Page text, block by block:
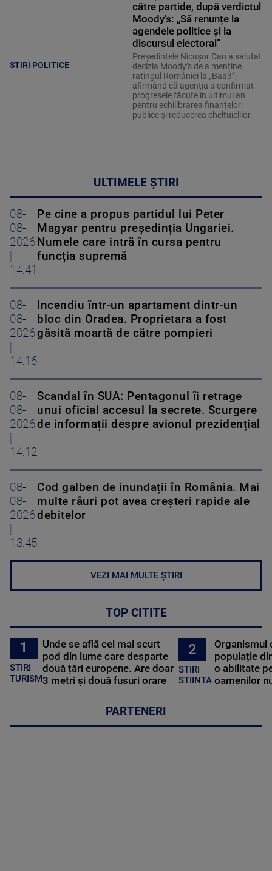
STIRI POLITICE
către partide, după verdictul
Moody's: „Să renunțe la
agendele politice şi la
discursul electoral”
Președintele Nicușor Dan a salutat
decizia Moody’s de a menține
ratingul României la „Baa3”,
afirmând că agenția a confirmat
progresele făcute în ultimul an
pentru echilibrarea finanțelor
publice și reducerea cheltuielilor.
ULTIMELE ȘTIRI
08-
08-
2026
14:41
Pe cine a propus partidul lui Peter
Magyar pentru președinția Ungariei.
Numele care intră în cursa pentru
funcția supremă
08-
08-
2026
14:16
Incendiu într-un apartament dintr-un
bloc din Oradea. Proprietara a fost
găsită moartă de către pompieri
08-
08-
2026
14:12
Scandal în SUA: Pentagonul îi retrage
unui oficial accesul la secrete. Scurgere
de informații despre avionul prezidențial
08-
08-
2026
13:45
Cod galben de inundații în România. Mai
multe râuri pot avea creșteri rapide ale
debitelor
VEZI MAI MULTE ȘTIRI
TOP CITITE
1
STIRI
TURISM
Unde se află cel mai scurt
pod din lume care desparte
două țări europene. Are doar
3 metri și două fusuri orare
2
STIRI
STIINTA
Organismul
populație
o abilitate
oamenilor
PARTENERI